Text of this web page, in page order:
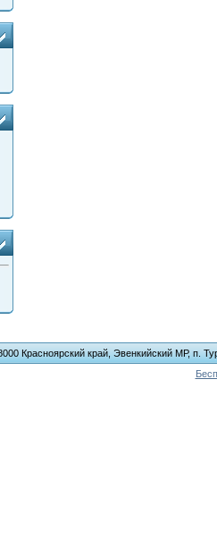
Красноярский край, Эвенкийский МР, п.